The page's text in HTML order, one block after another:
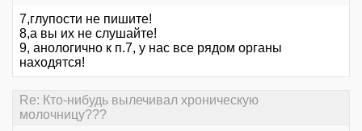
7,глупости не пишите!
8,а вы их не слушайте!
9, анологично к п.7, у нас все рядом органы
находятся!
Re: Кто-нибудь вылечивал хроническую
молочницу???